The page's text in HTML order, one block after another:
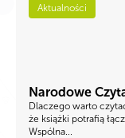
Aktualności
Narodowe
Dlaczego warto
że książki potrafią
Wspólna...